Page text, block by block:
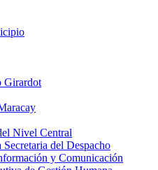
Girardot
Nivel Central
del Despacho
y Comunicación